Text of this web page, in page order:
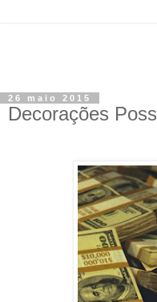
26 maio 2015
Decorações